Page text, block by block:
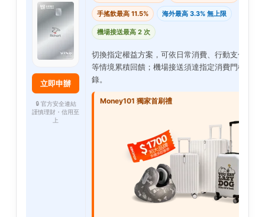
立即申辦
🔒 官方安全連結
謹慎理財・信用至
上
手搖飲最高 11.5% 海外最高 3.3% 無上限
機場接送最高 2 次
切換指定權益方案，可依日常消費、行動支付、海
等情境累積回饋；機場接送須達指定消費門檻並完
錄。
Money101 獨家首刷禮